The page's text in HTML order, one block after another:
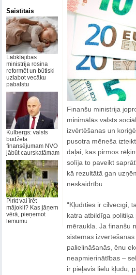
Saistītais
Labklājības
ministrija rosina
reformēt un būtiski
uzlabot vecāku
pabalstu
Kulbergs: valsts
budžeta
finansējumam NVO
jābūt caurskatāmam
Pirkt vai īrēt
mājokli? Kas jāņem
vērā, pieņemot
lēmumu
Finanšu ministrija
minimālās valsts
izvērtēšanas un
pusotra mēneša
daļai, kas pirmos
solīja to paveikt
kā rezultātā gan
neskaidrību.
“Kļūdīties ir cilvēcīgi,
katra atbildīga
mēraukla. Ja finanšu
sistēmas
palielināšanās, ēnu
neapmierinātības –
ir pieļāvis lielu kļūdu,